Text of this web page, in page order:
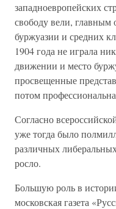
западноевропейских
свободу вели, главным
буржуазии и средних
1904 года не играла
движении и место
просвещенные
потом
Согласно
уже тогда было
различных
росло.
Большую роль в
московская газета